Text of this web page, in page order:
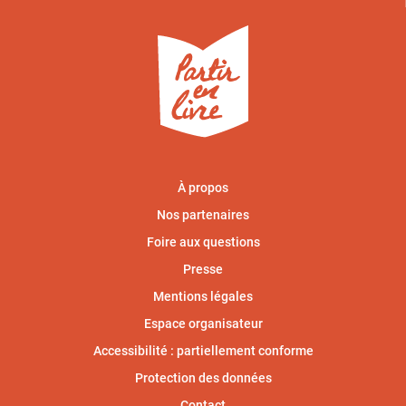
À propos
Nos partenaires
Foire aux questions
Presse
Mentions légales
Espace organisateur
Accessibilité : partiellement conforme
Protection des données